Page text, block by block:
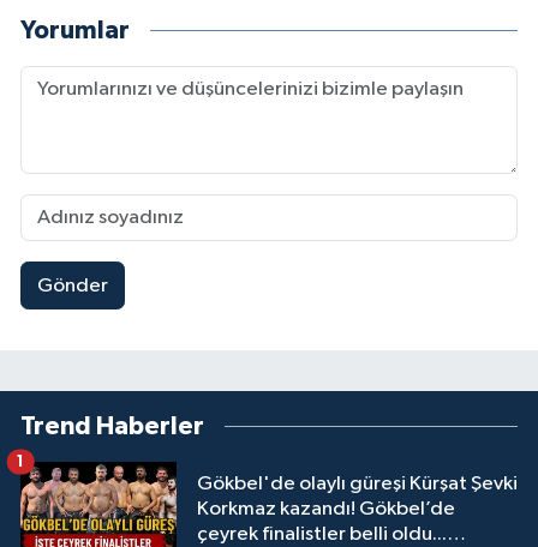
Yorumlar
Gönder
Trend Haberler
Gökbel'de olaylı güreşi Kürşat Şevki
Korkmaz kazandı! Gökbel’de
çeyrek finalistler belli oldu...
1